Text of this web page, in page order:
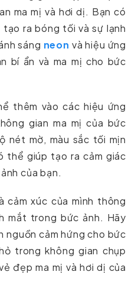
ma mị và hơi dị. Bạn có
ra bóng tối và sự lạnh
sáng neon và hiệu ứng
bí ẩn và ma mị cho bức
thêm vào các hiệu ứng
gian ma mị của bức
nét mờ, màu sắc tối mịn
thể giúp tạo ra cảm giác
của bạn.
cảm xúc của mình thông
mắt trong bức ảnh. Hãy
nguồn cảm hứng cho bức
trong không gian chụp
đẹp ma mị và hơi dị của